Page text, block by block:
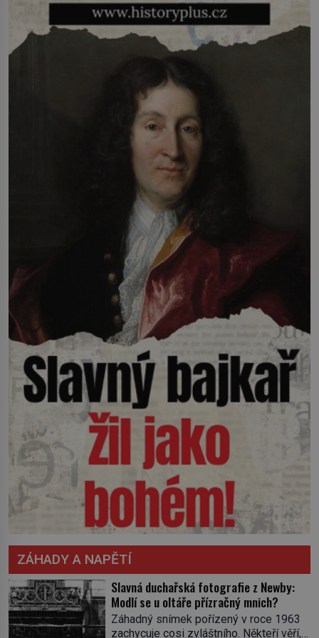
ZÁHADY A NAPĚTÍ
Slavná duchařská fotografie z Newby:
Modlí se u oltáře přízračný mnich?
Záhadný snímek pořízený v roce 1963
zachycuje cosi zvláštního. Někteří věří,